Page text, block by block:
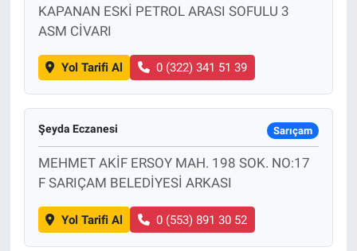
KAPANAN ESKİ PETROL ARASI SOFULU 3
ASM CİVARI
Yol Tarifi Al 0 (322) 341 51 39
Şeyda Eczanesi Sarıçam
MEHMET AKİF ERSOY MAH. 198 SOK. NO:17
F SARIÇAM BELEDİYESİ ARKASI
Yol Tarifi Al 0 (553) 891 30 52
Sağlık
Teknoloji